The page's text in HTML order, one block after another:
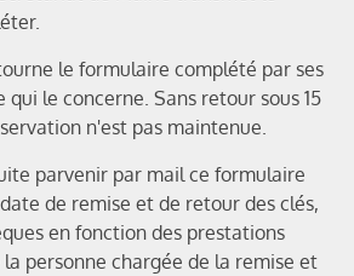
le formulaire complété par ses
qui le concerne. Sans retour sous 15
n'est pas maintenue.
parvenir par mail ce formulaire
de remise et de retour des clés,
en fonction des prestations
personne chargée de la remise et